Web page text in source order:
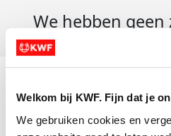
Welkom bij KWF. Fijn dat je
We gebruiken cookies en
We hebben
Actiematerialen
Evenementen